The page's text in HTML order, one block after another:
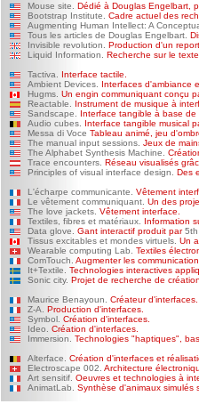
Mouse site.
Dédié à Douglas Engelbart,
Bootstrap Institute.
Cadre actuel des
Augmenting Human Intellect: A
Tous les articles de Douglas Engelbart.
Invisible revolution.
Production d'un
Liquid Information.
Recherche sur le
Tactiva.
Interface tactile.
Ambient Devices.
Interfaces d'ambiance
Hugms. Un engin communiquant conçu
Reactable.
Instrument de musique à
Sandscape.
Interface tangible à base
Audio cubes.
Interface tangible musical
Messa di Voce Tableau animé, jeu
The manual input sessions. Jeux de
The Alphabet Synthesis Machine.
Trace encounters. Réseau visualisés
Principles of visual interface design.
Des
L'écharpe communicante.
Vêtement
Le vêtement communiquant. Un des
The love jackets. Vêtement interface.
Textiles, fibres et matériaux.
Information
Data glove.
Gant interactif produit par5th
Tissus excitables et mondes virtuels. Un
Wearable computing Lab.
Textiles
ComTouch. Augmenter les
It+Textile.
Technologies interactives
Sonic city. Projet de recherche de
Maurice Benayoun.
Créateur d'interfaces.
Z-A.
Production d'interfaces.
Symbol. Création d'interfaces.
Ideo.
Création d'interfaces.
Immersion.
Technologies "haptiques",
Alterface.
Création d'interfaces et
Electroscape 002. Architecture
Art sensitif. Oeuvres et technologies à
AnimatLab.
Synthèse d'animaux simulés